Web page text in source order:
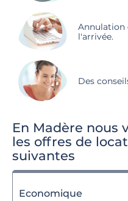
Annulation
l'arrivée.
Des
En Madère nous
les offres de
suivantes
Economique